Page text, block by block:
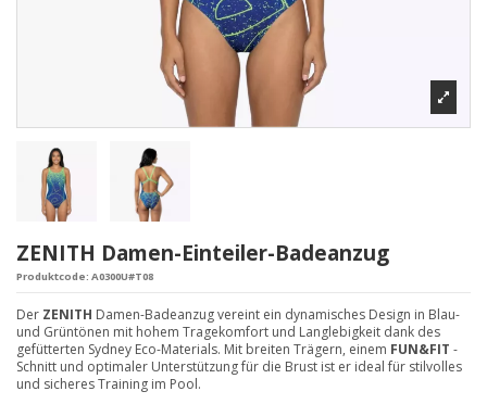
ZENITH Damen-Einteiler-Badeanzug
Produktcode: A0300U#T08
Der ZENITH Damen-Badeanzug vereint ein dynamisches Design in Blau-
und Grüntönen mit hohem Tragekomfort und Langlebigkeit dank des
gefütterten Sydney Eco-Materials. Mit breiten Trägern, einem FUN&FIT -
Schnitt und optimaler Unterstützung für die Brust ist er ideal für stilvolles
und sicheres Training im Pool.